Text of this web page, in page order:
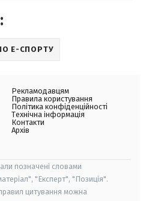
Е-СПОРТУ
Рекламодавцям
Правила користування
Політика конфіденційності
Технічна інформація
Контакти
Архів
позначені словами
"Експерт", "Позиція".
цитування можна